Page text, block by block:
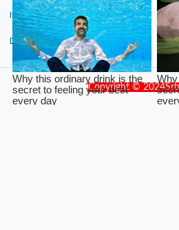
Instagram
Dribbble
Copyright ©